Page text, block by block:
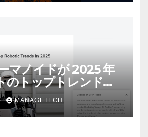
マノイドが 2025 年
のトップトレンドに |
MANAGETECH